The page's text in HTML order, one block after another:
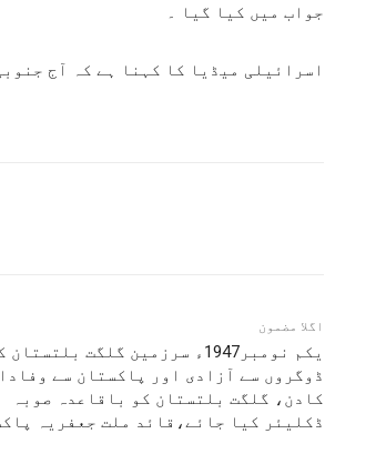
جواب میں کیا گیا ۔
اسرائیلی میڈیا کا کہنا ہے کہ آج
اگلا مضمون
یکم نومبر1947ء سرزمین گلگت
ڈوگروں سے آزادی اور پاکستان سے
کادن، گلگت بلتستان کو باقاعدہ صوبہ
ڈکلیئر کیا جائے،قائد ملت جعفریہ